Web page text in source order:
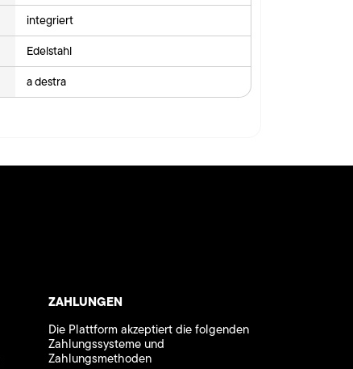
integriert
Edelstahl
a destra
ZAHLUNGEN
Die Plattform akzeptiert die folgenden
Zahlungssysteme und
Zahlungsmethoden